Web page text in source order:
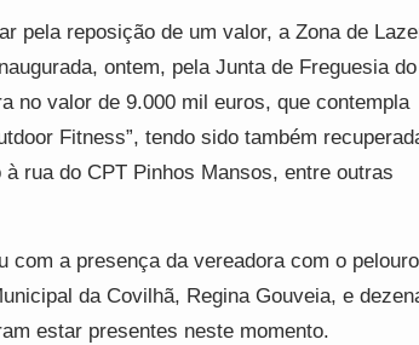
pela reposição de um valor, a Zona de
ontem, pela Junta de Freguesia do
no valor de 9.000 mil euros, que contempla
Fitness”, tendo sido também
rua do CPT Pinhos Mansos, entre outras
com a presença da vereadora com o
da Covilhã, Regina Gouveia, e
estar presentes neste momento.